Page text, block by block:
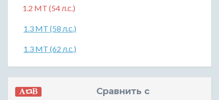
1.2 MT (54 л.с.)
1.3 MT (58 л.с.)
1.3 MT (62 л.с.)
Сравнить с